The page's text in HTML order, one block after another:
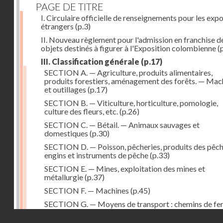
PAGE DE TITRE
I. Circulaire officielle de renseignements pour les
étrangers (p.3)
II. Nouveau règlement pour l'admission en franchise
objets destinés à figurer à l'Exposition colombienne
III. Classification générale (p.17)
SECTION A. — Agriculture, produits alimentaires,
produits forestiers, aménagement des forêts. —
et outillages (p.17)
SECTION B. — Viticulture, horticulture, pomologie,
culture des fleurs, etc. (p.26)
SECTION C. — Bétail. — Animaux sauvages et
domestiques (p.30)
SECTION D. — Poisson, pêcheries, produits des
engins et instruments de pêche(p.33)
SECTION E. — Mines, exploitation des mines et
métallurgie(p.37)
SECTION F. — Machines (p.45)
SECTION G. — Moyens de transport : chemins de
navires, véhicules divers(p.52)